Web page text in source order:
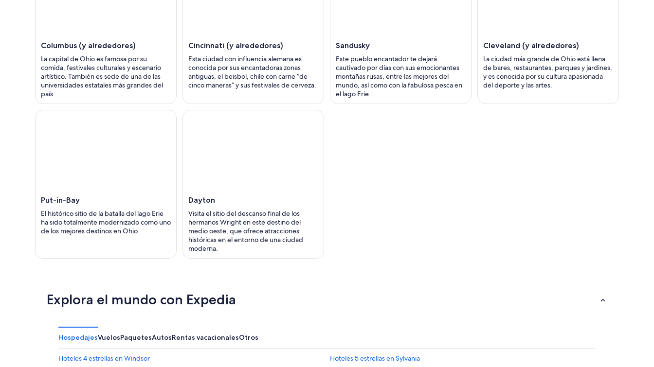
Columbus (y alrededores)
La capital de Ohio es famosa por su
comida, festivales culturales y escenario
artístico. También es sede de una de las
universidades estatales más grandes del
país.
Cincinnati (y alrededores)
Esta ciudad con influencia alemana es
conocida por sus encantadoras zonas
antiguas, el beisbol, chile con carne “de
cinco maneras” y sus festivales de cerveza.
Sandusky
Este pueblo encantador te dejará
cautivado por días con sus emocionantes
montañas rusas, entre las mejores del
mundo, así como con la fabulosa pesca en
el lago Erie.
Cleveland (y alrededores)
La ciudad más grande de Ohio está llena
de bares, restaurantes, parques y jardines,
y es conocida por su cultura apasionada
del deporte y las artes.
Put-in-Bay
El histórico sitio de la batalla del lago Erie
ha sido totalmente modernizado como uno
de los mejores destinos en Ohio.
Dayton
Visita el sitio del descanso final de los
hermanos Wright en este destino del
medio oeste, que ofrece atracciones
históricas en el entorno de una ciudad
moderna.
Explora el mundo con Expedia
HospedajesVuelosPaquetesAutosRentas vacacionalesOtros
Hoteles 4 estrellas en Windsor Hoteles 5 estrellas en Sylvania